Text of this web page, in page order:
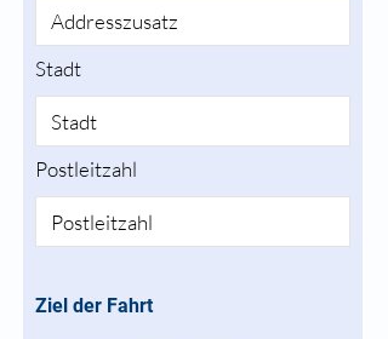
Stadt
Postleitzahl
Ziel der Fahrt